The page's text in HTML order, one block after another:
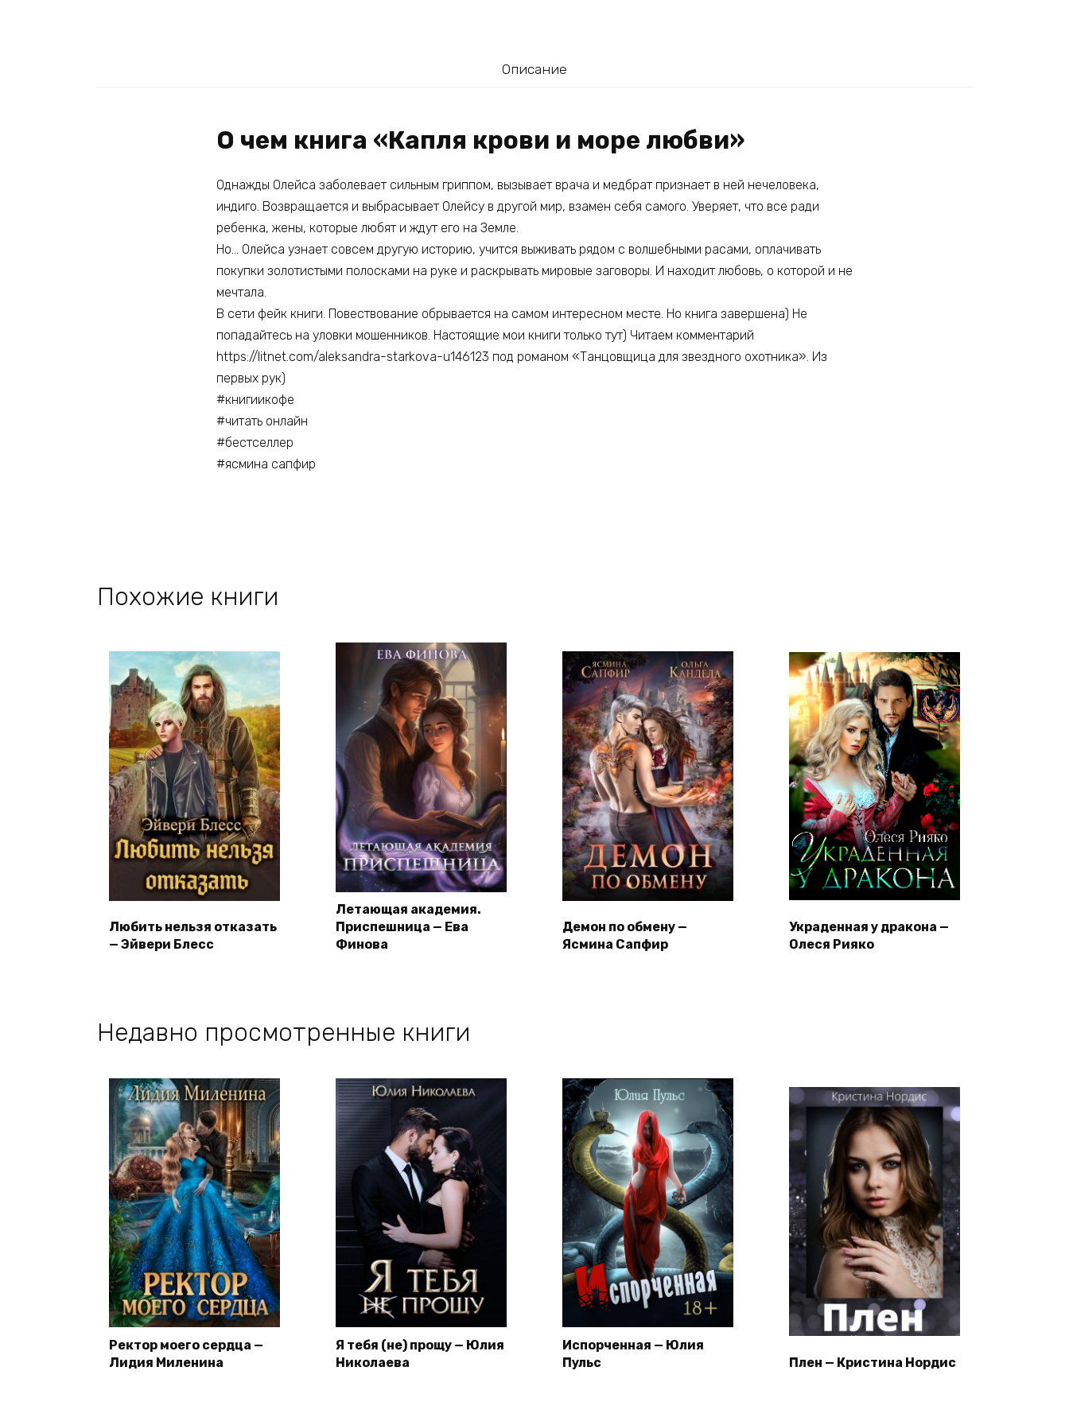
Описание
О чем книга «Капля крови и море любви»
Однажды Олейса заболевает сильным гриппом, вызывает врача и медбрат признает в ней нечеловека,
индиго. Возвращается и выбрасывает Олейсу в другой мир, взамен себя самого. Уверяет, что все ради
ребенка, жены, которые любят и ждут его на Земле.
Но… Олейса узнает совсем другую историю, учится выживать рядом с волшебными расами, оплачивать
покупки золотистыми полосками на руке и раскрывать мировые заговоры. И находит любовь, о которой и не
мечтала.
В сети фейк книги. Повествование обрывается на самом интересном месте. Но книга завершена) Не
попадайтесь на уловки мошенников. Настоящие мои книги только тут) Читаем комментарий
https://litnet.com/aleksandra-starkova-u146123 под романом «Танцовщица для звездного охотника». Из
первых рук)
#книгиикофе
#читать онлайн
#бестселлер
#ясмина сапфир
Похожие книги
Любить нельзя отказать
— Эйвери Блесс
Летающая академия.
Приспешница — Ева
Финова
Демон по обмену —
Ясмина Сапфир
Украденная у дракона —
Олеся Рияко
Недавно просмотренные книги
Ректор моего сердца —
Лидия Миленина
Я тебя (не) прощу — Юлия
Николаева
Испорченная — Юлия
Пульс
Плен — Кристина Нордис